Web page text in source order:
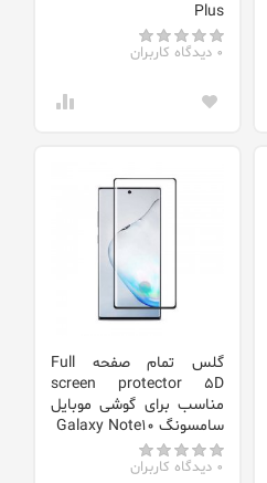
Plus
0 دیدگاه کاربران
گلس تمام صفحه Full
screen protector 5D
مناسب برای گوشی موبایل
سامسونگ Galaxy Note10
0 دیدگاه کاربران